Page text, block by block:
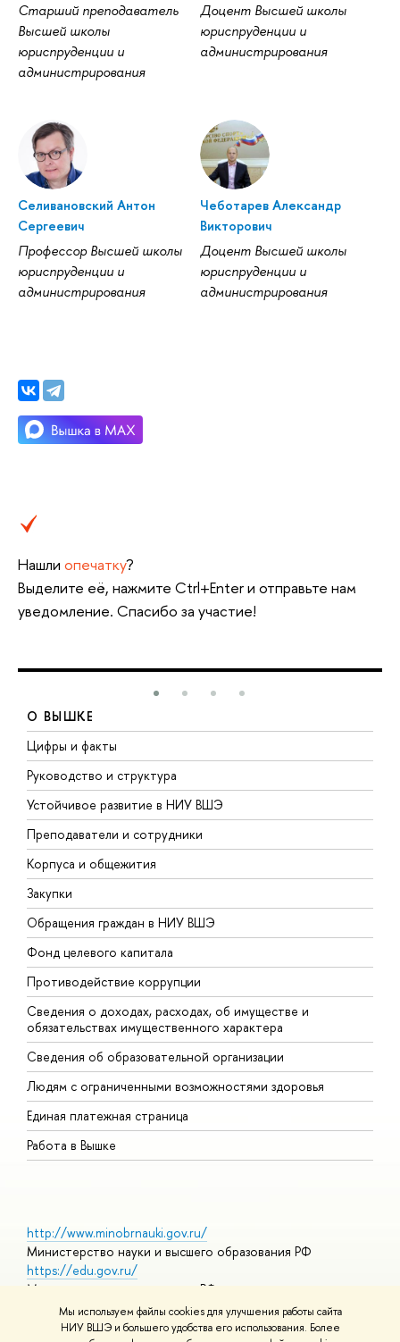
Мы используем файлы cookies для улучшения работы сайта
НИУ ВШЭ и большего удобства его использования. Более
Старший преподаватель
Высшей школы
юриспруденции и
администрирования
Доцент Высшей школы
юриспруденции и
администрирования
Селивановский Антон
Сергеевич
Профессор Высшей школы
юриспруденции и
администрирования
Чеботарев Александр
Викторович
Доцент Высшей школы
юриспруденции и
администрирования
Нашли опечатку?
Выделите её, нажмите Ctrl+Enter и отправьте нам
уведомление. Спасибо за участие!
О ВЫШКЕ
Цифры и факты
Руководство и структура
Устойчивое развитие в НИУ ВШЭ
Преподаватели и сотрудники
Корпуса и общежития
Закупки
Обращения граждан в НИУ ВШЭ
Фонд целевого капитала
Противодействие коррупции
Сведения о доходах, расходах, об имуществе и
обязательствах имущественного характера
Сведения об образовательной организации
Людям с ограниченными возможностями здоровья
Единая платежная страница
Работа в Вышке
http://www.minobrnauki.gov.ru/
Министерство науки и высшего образования РФ
https://edu.gov.ru/
Министерство просвещения РФ
https://elearning.hse.ru/mooc
Массовые открытые онлайн-курсы